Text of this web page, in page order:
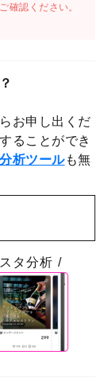
確認ください。
お申し出くだ
ることができ
析ツールも無
タ分析 /